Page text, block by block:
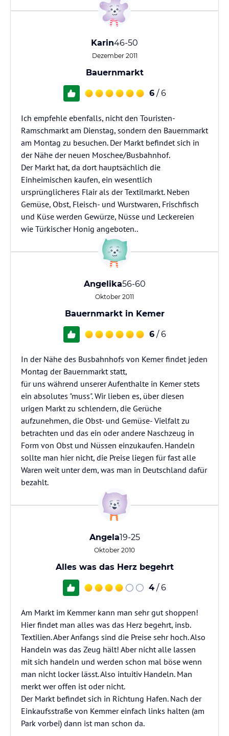
Karin46-50
Dezember 2011
Bauernmarkt
6 / 6
Ich empfehle ebenfalls, nicht den Touristen-
Ramschmarkt am Dienstag, sondern den Bauernmarkt
am Montag zu besuchen. Der Markt befindet sich in
der Nähe der neuen Moschee/Busbahnhof.
Der Markt hat, da dort hauptsächlich die
Einheimischen kaufen, ein wesentlich
ursprünglicheres Flair als der Textilmarkt. Neben
Gemüse, Obst, Fleisch- und Wurstwaren, Frischfisch
und Küse werden Gewürze, Nüsse und Leckereien
wie Türkischer Honig angeboten..
Angelika56-60
Oktober 2011
Bauernmarkt in Kemer
6 / 6
In der Nähe des Busbahnhofs von Kemer findet jeden
Montag der Bauernmarkt statt,
für uns während unserer Aufenthalte in Kemer stets
ein absolutes "muss". Wir lieben es, über diesen
urigen Markt zu schlendern, die Gerüche
aufzunehmen, die Obst- und Gemüse- Vielfalt zu
betrachten und das ein oder andere Naschzeug in
Form von Obst und Nüssen einzukaufen. Handeln
sollte man hier nicht, die Preise liegen für fast alle
Waren weit unter dem, was man in Deutschland dafür
bezahlt.
Angela19-25
Oktober 2010
Alles was das Herz begehrt
4 / 6
Am Markt im Kemmer kann man sehr gut shoppen!
Hier findet man alles was das Herz begehrt, insb.
Textilien. Aber Anfangs sind die Preise sehr hoch. Also
Handeln was das Zeug hält! Aber nicht alle lassen
mit sich handeln und werden schon mal böse wenn
man nicht locker lässt. Also intuitiv Handeln. Man
merkt wer offen ist oder nicht.
Der Markt befindet sich in Richtung Hafen. Nach der
Einkaufsstraße von Kemmer einfach links halten (am
Park vorbei) dann ist man schon da.